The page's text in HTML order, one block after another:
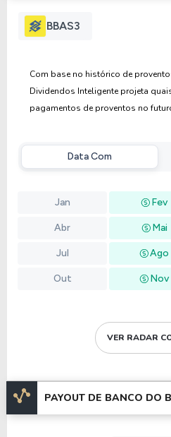
BBAS3
Com base no histórico de
Dividendos Inteligente projeta
pagamentos de proventos no
Data Com
Jan Fev
Abr Mai
Jul Ago
Out Nov
VER RADAR
PAYOUT DE BANCO DO